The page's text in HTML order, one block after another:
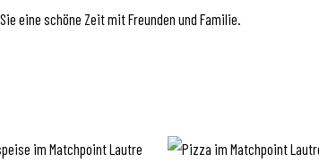
eine schöne Zeit mit Freunden und Familie.